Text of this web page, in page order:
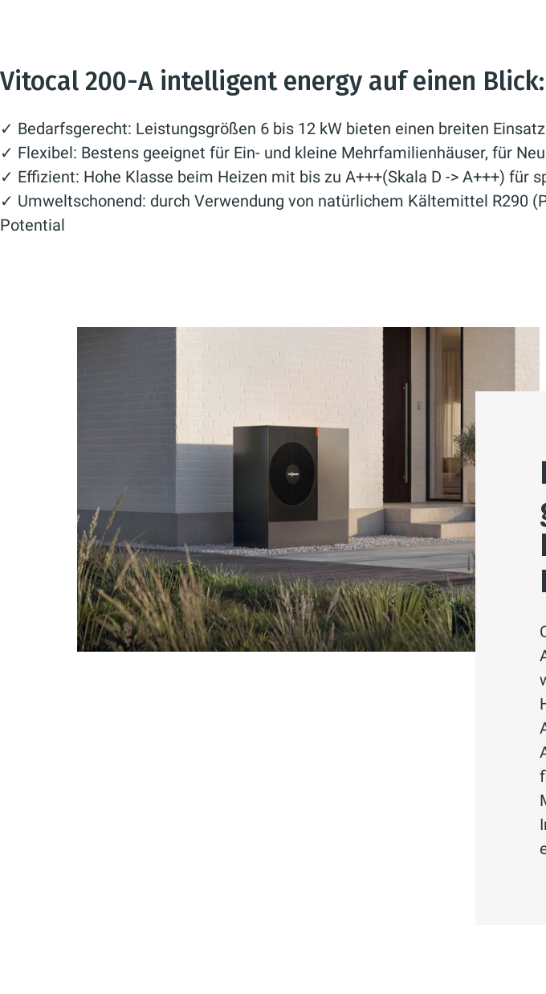
Vitocal 200-A intelligent energy auf einen Blick:
✓ Bedarfsgerecht: Leistungsgrößen 6 bis 12 kW bieten einen breiten
✓ Flexibel: Bestens geeignet für Ein- und kleine Mehrfamilienhäuser, für
✓ Effizient: Hohe Klasse beim Heizen mit bis zu A+++(Skala D -> A+++) für
✓ Umweltschonend: durch Verwendung von natürlichem Kältemittel R290
Potential